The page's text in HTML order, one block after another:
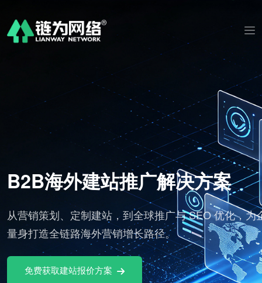
方案
SEO 优化，为企业
AI 视频剪辑社媒发
标准化批量出片，适配海外社媒流
分发全球渠道。
免费试用Ai社媒软件